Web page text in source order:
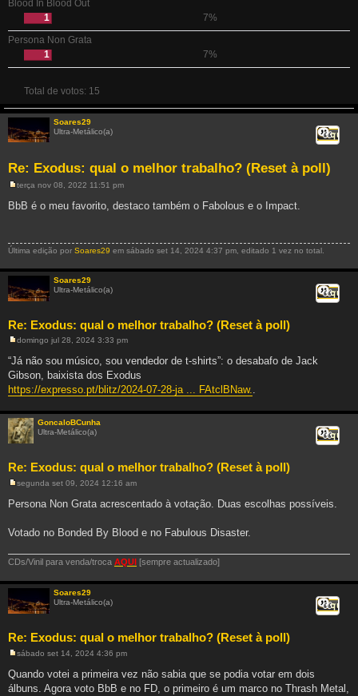
Blood In Blood Out
1
7%
Persona Non Grata
1
7%
Total de votos: 15
Soares29
Ultra-Metálico(a)
Re: Exodus: qual o melhor trabalho? (Reset à poll)
Citar
n
e
terça nov 08, 2022 11:51 pm
BbB é o meu favorito, destaco também o Fabolous e o Impact.
Última edição por Soares29 em sábado set 14, 2024 4:37 pm, editado 1 vez no total.
Soares29
Ultra-Metálico(a)
Re: Exodus: qual o melhor trabalho? (Reset à poll)
Citar
e
n
s
a
g
m
domingo jul 28, 2024 3:33 pm
“Já não sou músico, sou vendedor de t-shirts”: o desabafo de Jack
Gibson, baixista dos Exodus
https://expresso.pt/blitz/2024-07-28-ja ... FAtclBNaw..
GoncaloBCunha
Ultra-Metálico(a)
Re: Exodus: qual o melhor trabalho? (Reset à poll)
Citar
n
a
g
m
segunda set 09, 2024 12:16 am
Persona Non Grata acrescentado à votação. Duas escolhas possíveis.
Votado no Bonded By Blood e no Fabulous Disaster.
CDs/Vinil para venda/troca AQUI [sempre actualizado]
Soares29
Ultra-Metálico(a)
Re: Exodus: qual o melhor trabalho? (Reset à poll)
Citar
n
s
sábado set 14, 2024 4:36 pm
Quando votei a primeira vez não sabia que se podia votar em dois
álbuns. Agora voto BbB e no FD, o primeiro é um marco no Thrash Metal,